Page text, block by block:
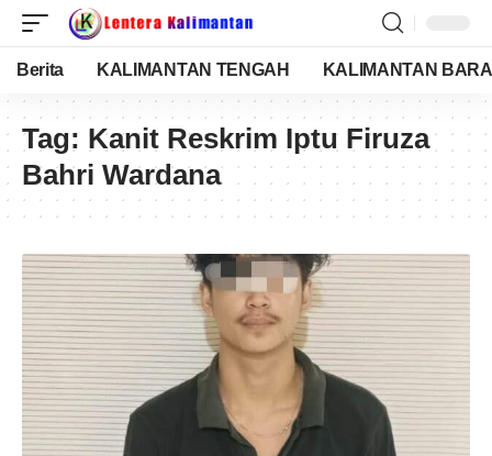
Berita KALIMANTAN TENGAH KALIMANTAN
Tag: Kanit Reskrim Iptu Firuza
Bahri Wardana